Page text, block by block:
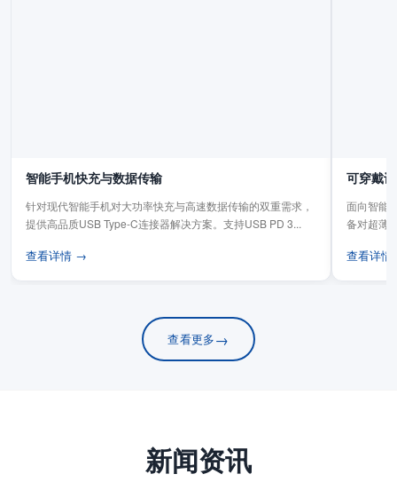
智能手机快充与数据传输
针对现代智能手机对大功率快充与高速数据传输的双重需求，
提供高品质USB Type-C连接器解决方案。支持USB PD 3...
查看详情 →
可穿戴
面向智能
备对超薄
查看详
查看更多→
新闻资讯